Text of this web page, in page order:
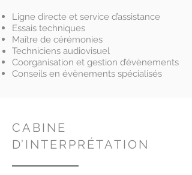
Ligne directe et service d’assistance
Essais techniques
Maître de cérémonies
Techniciens audiovisuel
Coorganisation et gestion d’évènements
Conseils en évènements spécialisés
CABINE
D’INTERPRÉTATION